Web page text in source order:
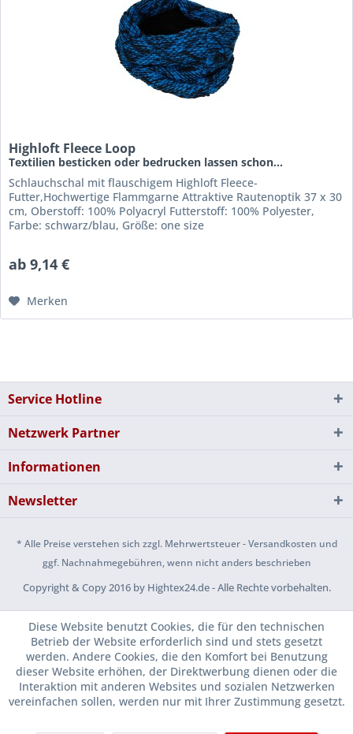
Highloft Fleece Loop
Textilien besticken oder bedrucken lassen schon...
Schlauchschal mit flauschigem Highloft Fleece-
Futter,Hochwertige Flammgarne Attraktive Rautenoptik 37 x 30
cm, Oberstoff: 100% Polyacryl Futterstoff: 100% Polyester,
Farbe: schwarz/blau, Größe: one size
ab 9,14 €
Merken
Service Hotline
Netzwerk Partner
Informationen
Newsletter
* Alle Preise verstehen sich zzgl. Mehrwertsteuer - Versandkosten und
ggf. Nachnahmegebühren, wenn nicht anders beschrieben
Copyright & Copy 2016 by Hightex24.de - Alle Rechte vorbehalten.
Diese Website benutzt Cookies, die für den technischen
Betrieb der Website erforderlich sind und stets gesetzt
werden. Andere Cookies, die den Komfort bei Benutzung
dieser Website erhöhen, der Direktwerbung dienen oder die
Interaktion mit anderen Websites und sozialen Netzwerken
vereinfachen sollen, werden nur mit Ihrer Zustimmung gesetzt.